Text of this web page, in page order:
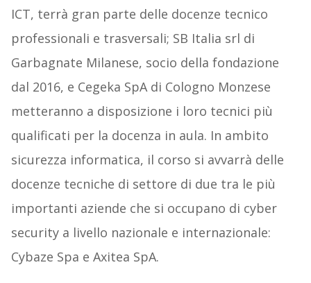
ICT, terrà gran parte delle docenze tecnico
professionali e trasversali; SB Italia srl di
Garbagnate Milanese, socio della fondazione
dal 2016, e Cegeka SpA di Cologno Monzese
metteranno a disposizione i loro tecnici più
qualificati per la docenza in aula. In ambito
sicurezza informatica, il corso si avvarrà delle
docenze tecniche di settore di due tra le più
importanti aziende che si occupano di cyber
security a livello nazionale e internazionale:
Cybaze Spa e Axitea SpA.